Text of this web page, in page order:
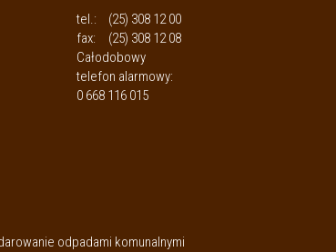
tel.:
(25) 308 12 00
fax:
(25) 308 12 08
Całodobowy
telefon alarmowy:
0 668 116 015
odpadami komunalnymi